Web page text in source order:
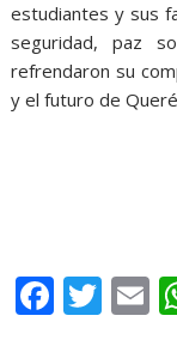
estudiantes y sus
seguridad, paz
refrendaron su
y el futuro de
F T E